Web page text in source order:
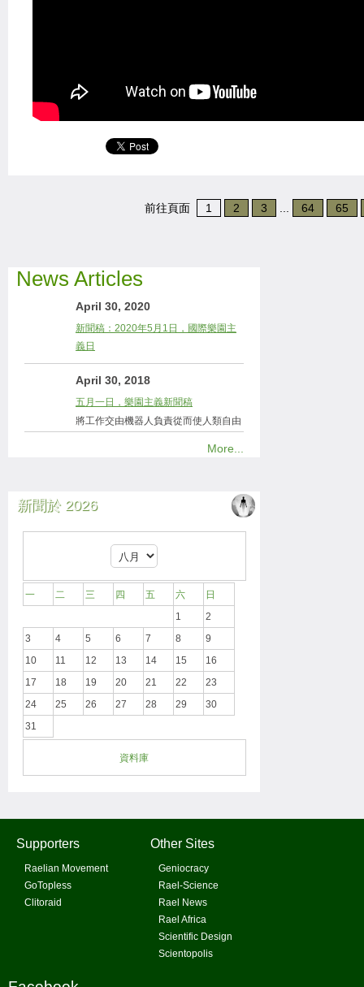
前往頁面 1 2 3 64 65
News Articles
April 30, 2020
新聞稿：2020年5月1日，國際樂園主
義日
April 30, 2018
五月一日，樂園主義新聞稿
將工作交由機器人負責從而使人類自由
More...
新聞於 2026
一 二 三 四 五 六
日
1
2
3
4 5 6 7 8
9
10
11 12 13 14 15
16
17
18 19 20 21 22
23
24
25 26 27 28 29
30
31
資料庫
Supporters
Raelian Movement
GoTopless
Clitoraid
Other Sites
Geniocracy
Rael-Science
Rael News
Rael Africa
Scientific Design
Scientopolis